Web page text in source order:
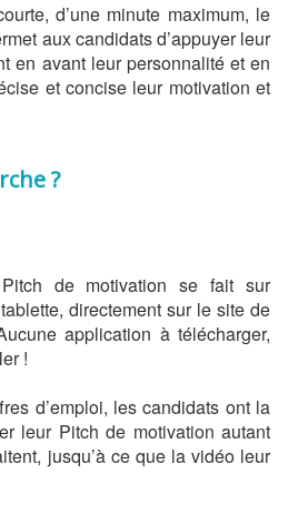
d’une minute maximum, le
aux candidats d’appuyer leur
en avant leur personnalité et en
et concise leur motivation et
?
Pitch de motivation se fait sur
directement sur le site de
application à télécharger,
!
d’emploi, les candidats ont la
leur Pitch de motivation autant
jusqu’à ce que la vidéo leur